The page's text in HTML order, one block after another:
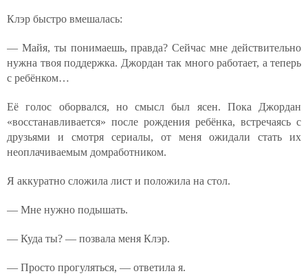
Клэр быстро вмешалась:
— Майя, ты понимаешь, правда? Сейчас мне действительно
нужна твоя поддержка. Джордан так много работает, а теперь
с ребёнком…
Её голос оборвался, но смысл был ясен. Пока Джордан
«восстанавливается» после рождения ребёнка, встречаясь с
друзьями и смотря сериалы, от меня ожидали стать их
неоплачиваемым домработником.
Я аккуратно сложила лист и положила на стол.
— Мне нужно подышать.
— Куда ты? — позвала меня Клэр.
— Просто прогуляться, — ответила я.